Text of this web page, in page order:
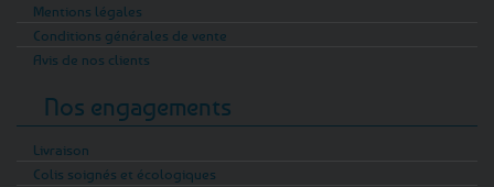
Mentions légales
Conditions générales de vente
Avis de nos clients
Nos engagements
Livraison
Colis soignés et écologiques